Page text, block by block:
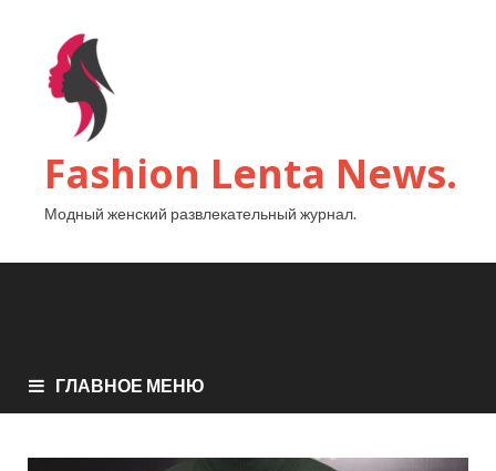
Fashion Lenta News.
Модный женский развлекательный журнал.
ГЛАВНОЕ МЕНЮ